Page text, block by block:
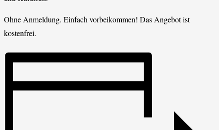
Ohne Anmeldung. Einfach vorbeikommen! Das Angebot ist
kostenfrei.